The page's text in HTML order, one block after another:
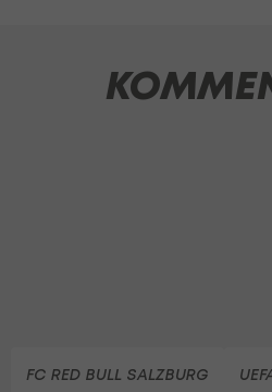
FC RED BULL SALZBURG